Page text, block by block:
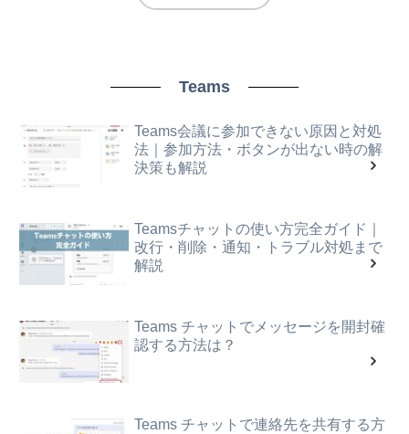
Teams
Teams会議に参加できない原因と対処
法｜参加方法・ボタンが出ない時の解
決策も解説
Teamsチャットの使い方完全ガイド｜
改行・削除・通知・トラブル対処まで
解説
Teams チャットでメッセージを開封確
認する方法は？
Teams チャットで連絡先を共有する方